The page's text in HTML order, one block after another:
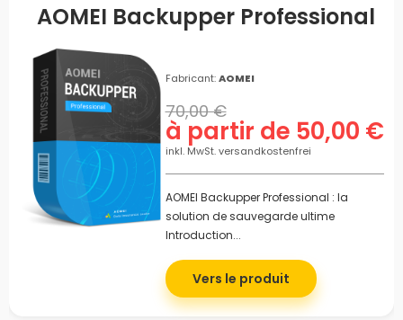
AOMEI Backupper Professional
Fabricant:AOMEI
à partir de 50,00 €
70,00 €
inkl. MwSt. versandkostenfrei
AOMEI Backupper Professional : la
solution de sauvegarde ultime
Introduction...
Vers le produit